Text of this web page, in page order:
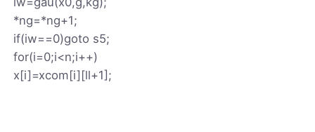
*ng=*ng+1;
if(iw==0)goto s5;
for(i=0;i<n;i++)
x[i]=xcom[i][ll+1];